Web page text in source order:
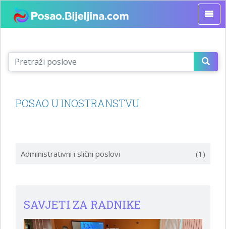
POSAO U INOSTRANSTVU
Administrativni i slični poslovi (1)
SAVJETI ZA RADNIKE